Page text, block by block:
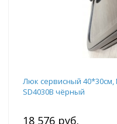
Люк сервисный
SD4030B чёрный
18 576 руб.